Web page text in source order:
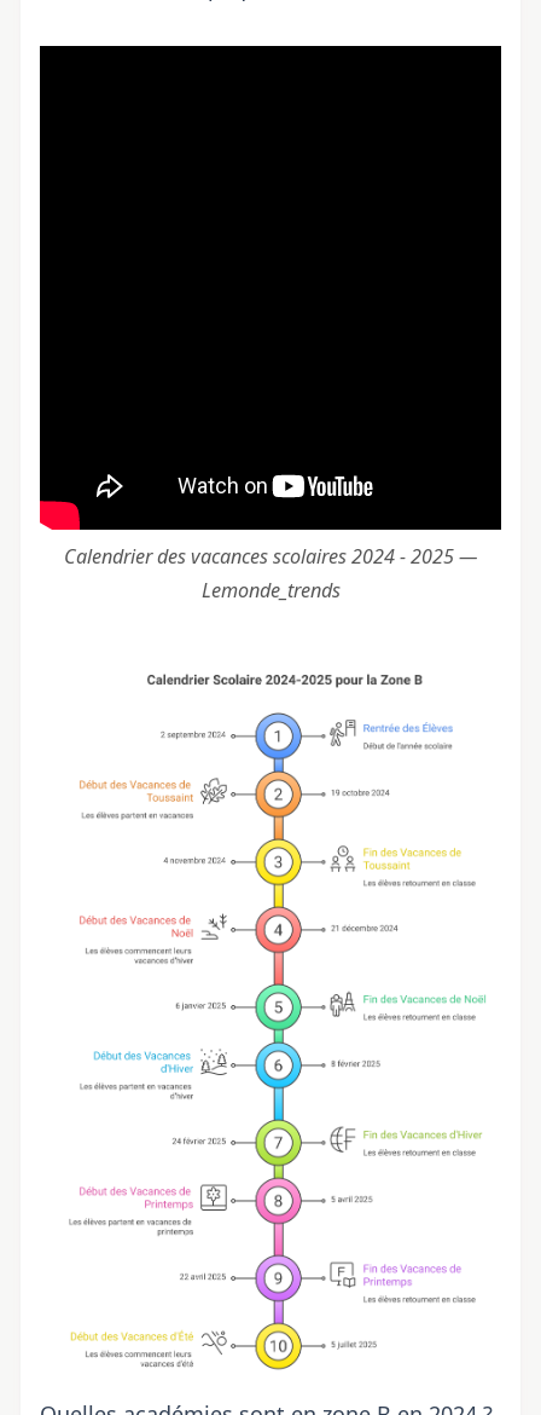
Calendrier des vacances scolaires 2024 - 2025 —
Lemonde_trends